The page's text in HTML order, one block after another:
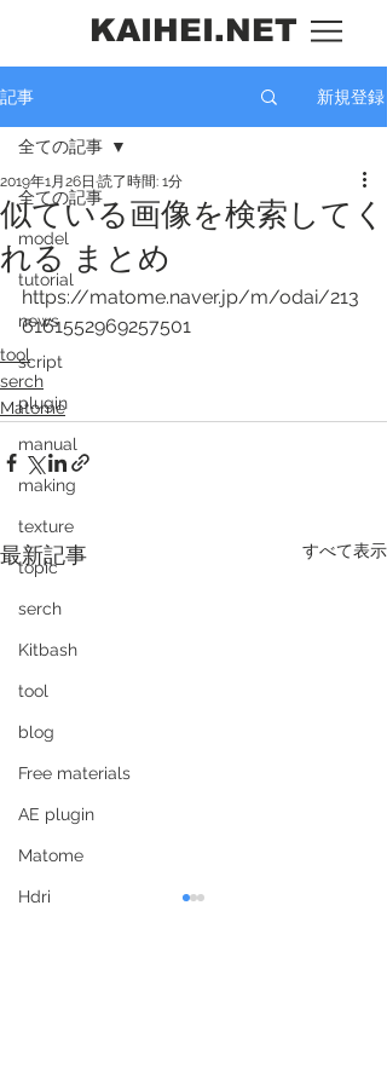
KAIHEI.NET
記事 新規登録
全ての記事
model
tutorial
news
script
plugin
manual
making
texture
topic
serch
Kitbash
tool
blog
Free materials
AE plugin
Matome
Hdri
全ての記事
似ている画像を検索してく
れる まとめ
2019年1月26日 読了時間: 1分
https://matome.naver.jp/m/odai/213
6161552969257501
tool
serch
Matome
最新記事 すべて表示